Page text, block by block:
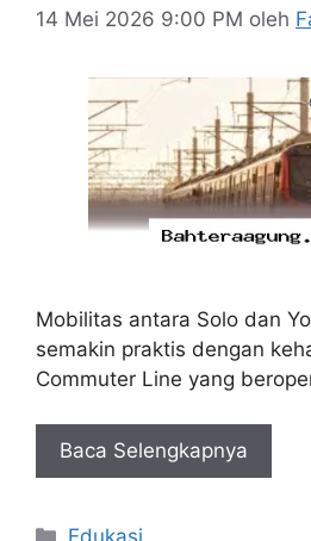
14 Mei 2026 9:00 PM oleh
Mobilitas antara Solo dan
semakin praktis dengan
Commuter Line yang
Baca Selengkapnya
Kategori
Edukasi